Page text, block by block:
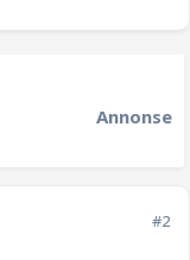
Annonse
#2